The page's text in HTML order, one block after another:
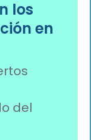
tramitación
en
visado,
o el
los
en
del